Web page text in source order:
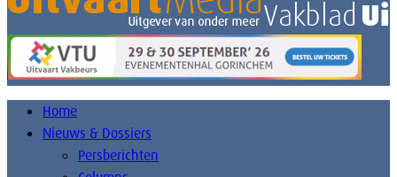
Home
Nieuws & Dossiers
Persberichten